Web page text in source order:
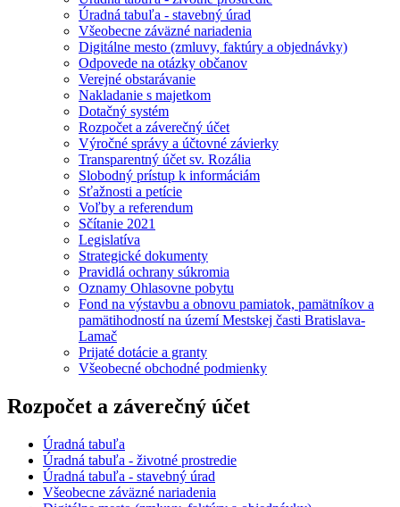
Úradná tabuľa - stavebný úrad
Všeobecne záväzné nariadenia
Digitálne mesto (zmluvy, faktúry a objednávky)
Odpovede na otázky občanov
Verejné obstarávanie
Nakladanie s majetkom
Dotačný systém
Rozpočet a záverečný účet
Výročné správy a účtovné závierky
Transparentný účet sv. Rozália
Slobodný prístup k informáciám
Sťažnosti a petície
Voľby a referendum
Sčítanie 2021
Legislatíva
Strategické dokumenty
Pravidlá ochrany súkromia
Oznamy Ohlasovne pobytu
Fond na výstavbu a obnovu pamiatok, pamätníkov a
pamätihodností na území Mestskej časti Bratislava-
Lamač
Prijaté dotácie a granty
Všeobecné obchodné podmienky
Rozpočet a záverečný účet
Úradná tabuľa
Úradná tabuľa - životné prostredie
Úradná tabuľa - stavebný úrad
Všeobecne záväzné nariadenia